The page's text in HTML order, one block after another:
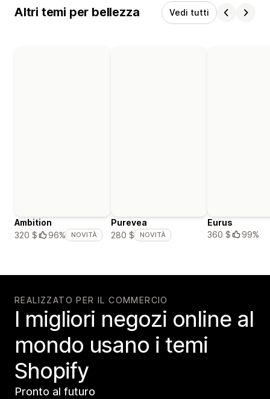
Altri temi per bellezza Vedi tutti
Ambition
320 $
96% NOVITÀ
Purevea
280 $
NOVITÀ
Eurus
360 $
99%
REALIZZATO PER IL COMMERCIO
I migliori negozi online al
mondo usano i temi
Shopify
Pronto al futuro